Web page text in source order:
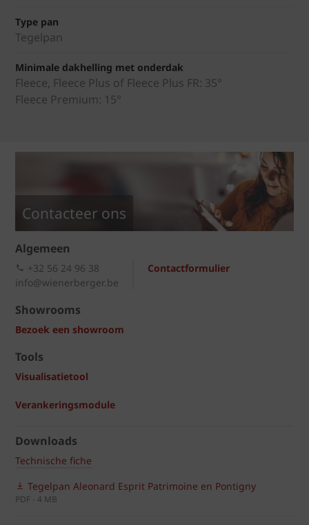
Type pan
Tegelpan
Minimale dakhelling met onderdak
Fleece, Fleece Plus of Fleece Plus FR: 35°
Fleece Premium: 15°
Contacteer ons
Algemeen
Contactformulier
+32 56 24 96 38
info@wienerberger.be
Showrooms
Bezoek een showroom
Tools
Visualisatietool
Verankeringsmodule
Downloads
Technische fiche
Tegelpan Aleonard Esprit Patrimoine en Pontigny
PDF - 4 MB